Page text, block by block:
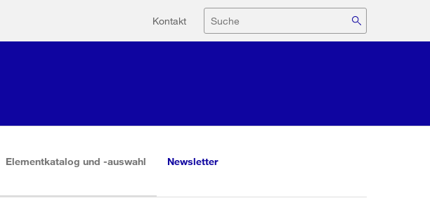
Hilfsnavigation
Kontakt Suche
Elementkatalog und -auswahl (aktiv)Newsletter